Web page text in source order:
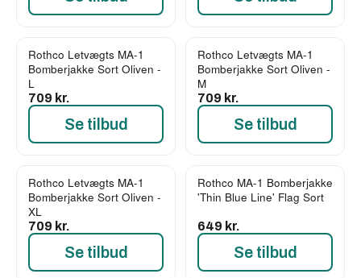
Rothco Letvægts MA-1
Bomberjakke Sort Oliven -
L
709 kr.
Se tilbud
Rothco Letvægts MA-1
Bomberjakke Sort Oliven -
M
709 kr.
Se tilbud
Rothco Letvægts MA-1
Bomberjakke Sort Oliven -
XL
709 kr.
Se tilbud
Rothco MA-1 Bomberjakke
'Thin Blue Line' Flag Sort
649 kr.
Se tilbud